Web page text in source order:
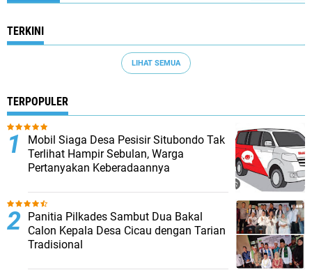
TERKINI
LIHAT SEMUA
TERPOPULER
Mobil Siaga Desa Pesisir Situbondo Tak
Terlihat Hampir Sebulan, Warga
Pertanyakan Keberadaannya
Panitia Pilkades Sambut Dua Bakal
Calon Kepala Desa Cicau dengan Tarian
Tradisional